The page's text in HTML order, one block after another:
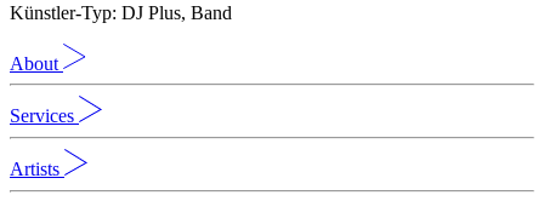
Künstler-Typ: DJ Plus, Band
About
Services
Artists